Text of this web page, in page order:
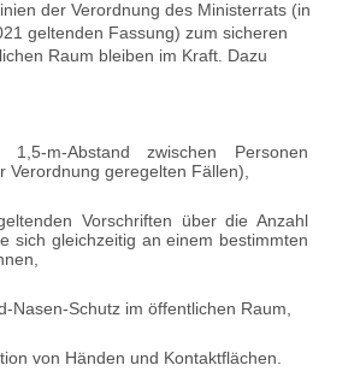
der Verordnung des Ministerrats (in
geltenden Fassung) zum sicheren
Raum bleiben im Kraft. Dazu
1,5-m-Abstand zwischen Personen
Verordnung geregelten Fällen),
Vorschriften über die Anzahl
sich gleichzeitig an einem bestimmten
Nasen-Schutz im öffentlichen Raum,
von Händen und Kontaktflächen.